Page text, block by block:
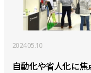
2024.05.10
自動化や省人化に